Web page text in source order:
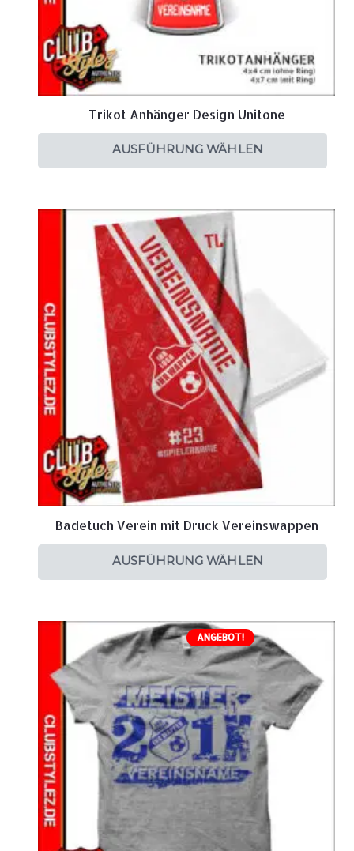
Trikot Anhänger Design Unitone
AUSFÜHRUNG WÄHLEN
Badetuch Verein mit Druck Vereinswappen
AUSFÜHRUNG WÄHLEN
ANGEBOT!